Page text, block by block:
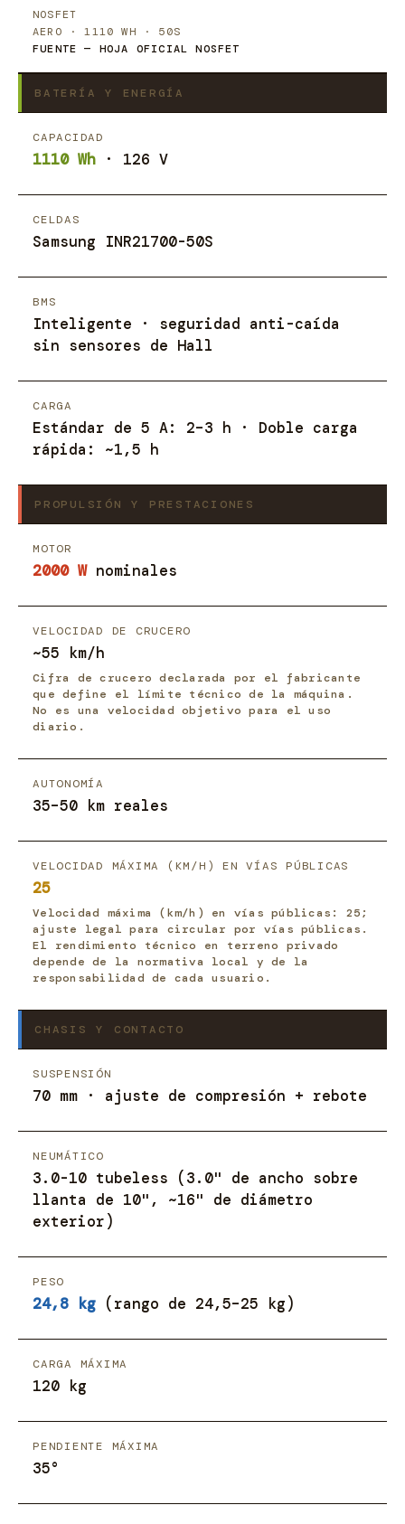
NOSFET
AERO · 1110 WH · 50S
FUENTE — HOJA OFICIAL NOSFET
BATERÍA Y ENERGÍA
CAPACIDAD
1110 Wh · 126 V
CELDAS
Samsung INR21700-50S
BMS
Inteligente · seguridad anti-caída
sin sensores de Hall
CARGA
Estándar de 5 A: 2–3 h · Doble carga
rápida: ~1,5 h
PROPULSIÓN Y PRESTACIONES
MOTOR
2000 Wnominales
VELOCIDAD DE CRUCERO
~55 km/h
Cifra de crucero declarada por el fabricante
que define el límite técnico de la máquina.
No es una velocidad objetivo para el uso
diario.
AUTONOMÍA
35–50 km reales
VELOCIDAD MÁXIMA (KM/H) EN VÍAS PÚBLICAS
25
Velocidad máxima (km/h) en vías públicas: 25;
ajuste legal para circular por vías públicas.
El rendimiento técnico en terreno privado
depende de la normativa local y de la
responsabilidad de cada usuario.
CHASIS Y CONTACTO
SUSPENSIÓN
70 mm · ajuste de compresión + rebote
NEUMÁTICO
3.0-10 tubeless (3.0" de ancho sobre
llanta de 10", ~16" de diámetro
exterior)
PESO
24,8 kg (rango de 24,5–25 kg)
CARGA MÁXIMA
120 kg
PENDIENTE MÁXIMA
35°